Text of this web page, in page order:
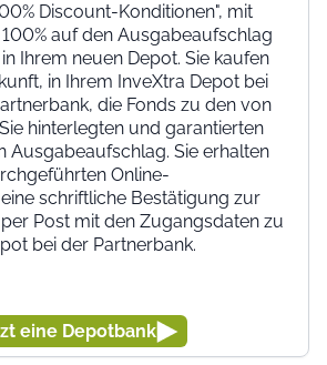
Discount-Konditionen", mit
auf den Ausgabeaufschlag
Ihrem neuen Depot. Sie kaufen
in Ihrem InveXtra Depot bei
die Fonds zu den von
hinterlegten und garantierten
Ausgabeaufschlag. Sie erhalten
Online-
schriftliche Bestätigung zur
Post mit den Zugangsdaten zu
bei der Partnerbank.
eine Depotbank